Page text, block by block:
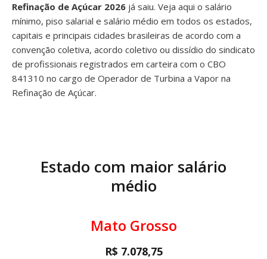
Refinação de Açúcar 2026 já saiu. Veja aqui o salário
mínimo, piso salarial e salário médio em todos os estados,
capitais e principais cidades brasileiras de acordo com a
convenção coletiva, acordo coletivo ou dissídio do sindicato
de profissionais registrados em carteira com o CBO
841310 no cargo de Operador de Turbina a Vapor na
Refinação de Açúcar.
Estado com maior salário
médio
Mato Grosso
R$ 7.078,75